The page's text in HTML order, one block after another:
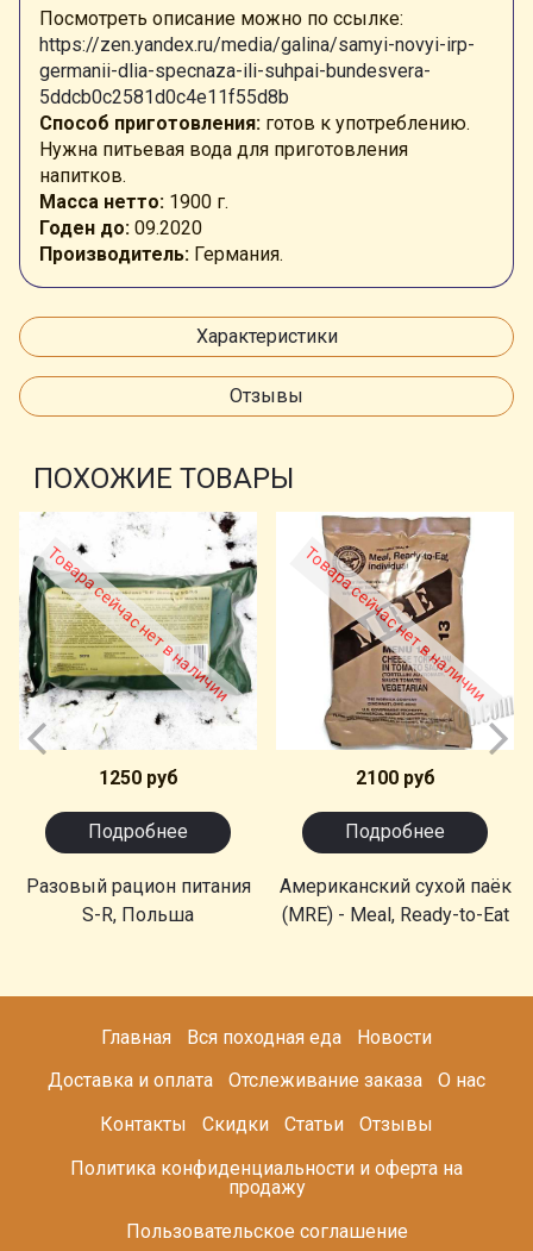
Посмотреть описание можно по ссылке:
https://zen.yandex.ru/media/galina/samyi-novyi-irp-
germanii-dlia-specnaza-ili-suhpai-bundesvera-
5ddcb0c2581d0c4e11f55d8b
Способ приготовления: готов к употреблению.
Нужна питьевая вода для приготовления
напитков.
Масса нетто: 1900 г.
Годен до: 09.2020
Производитель: Германия.
Характеристики
Отзывы
ПОХОЖИЕ ТОВАРЫ
Товара сейчас нет в наличии
1250 руб
Подробнее
Разовый рацион питания
S-R, Польша
Товара сейчас нет в наличии
2100 руб
Подробнее
Американский сухой паёк
(MRE) - Meal, Ready-to-Eat
Главная Вся походная еда
Новости
Доставка и оплата
Отслеживание заказа
О нас
Контакты
Скидки Статьи
Отзывы
Политика конфиденциальности и оферта на
продажу
Пользовательское соглашение